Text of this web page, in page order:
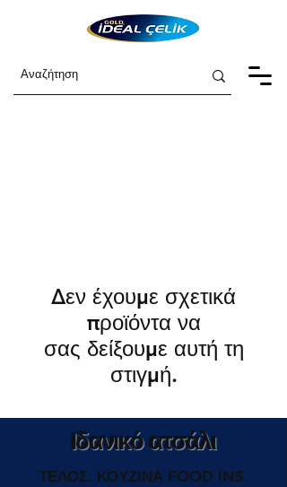
Δεν έχουμε σχετικά
προϊόντα να
σας δείξουμε αυτή τη
στιγμή.
Ιδανικό ατσάλι
ΤΕΛΟΣ. ΚΟΥΖΙΝΑ FOOD INS.